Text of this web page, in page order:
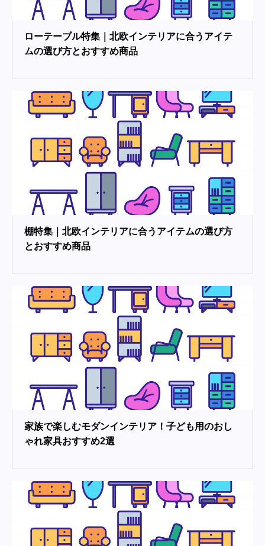
ローテーブル特集｜北欧インテリアに合うアイテ
ムの選び方とおすすめ商品
棚特集｜北欧インテリアに合うアイテムの選び方
とおすすめ商品
家族で楽しむモダンインテリア！子ども用のおし
ゃれ家具おすすめ2選